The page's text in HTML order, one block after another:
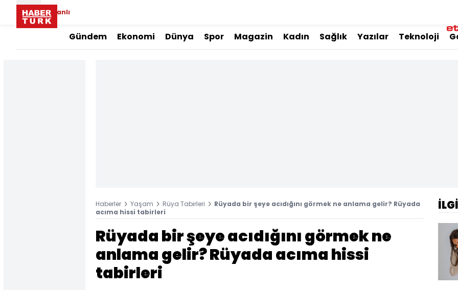
Canlı
Gündem Ekonomi Dünya Spor Magazin Kadın Sağlık Yazılar Teknoloji
Haberler Yaşam Rüya Tabirleri
Rüyada bir şeye acıdığını görmek ne anlama gelir? Rüyada
acıma hissi tabirleri
Rüyada bir şeye acıdığını görmek ne
anlama gelir? Rüyada acıma hissi
tabirleri